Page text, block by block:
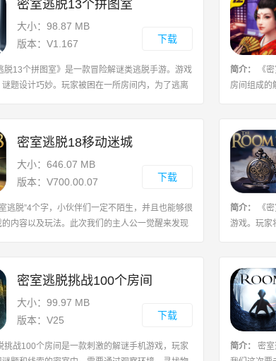
密室逃脱13个拼图室
大小：98.87 MB
版本：V1.167
下载
脱13个拼图室》是一款冒险解谜类逃脱手游。游戏
题设计巧妙。玩家被困在一所房间内，为了逃离
简介：
《
房间组成的
密室逃脱18移动迷城
大小：646.07 MB
版本：V700.00.07
下载
逃脱”4个字，小伙伴们一定不陌生，并且也能够很
内容以及玩法。此次我们的主人公一觉醒来发现
简介：
《
游戏。玩家
密室逃脱挑战100个房间
大小：99.97 MB
版本：V25
下载
挑战100个房间是一款刺激的解谜手机游戏，玩家
简介：
密室